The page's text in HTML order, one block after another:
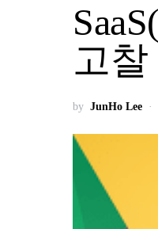
고찰
by JunHo Lee